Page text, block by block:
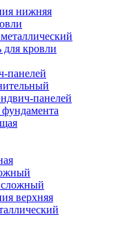
нижняя
для кровли
панелей
панелей
верхняя